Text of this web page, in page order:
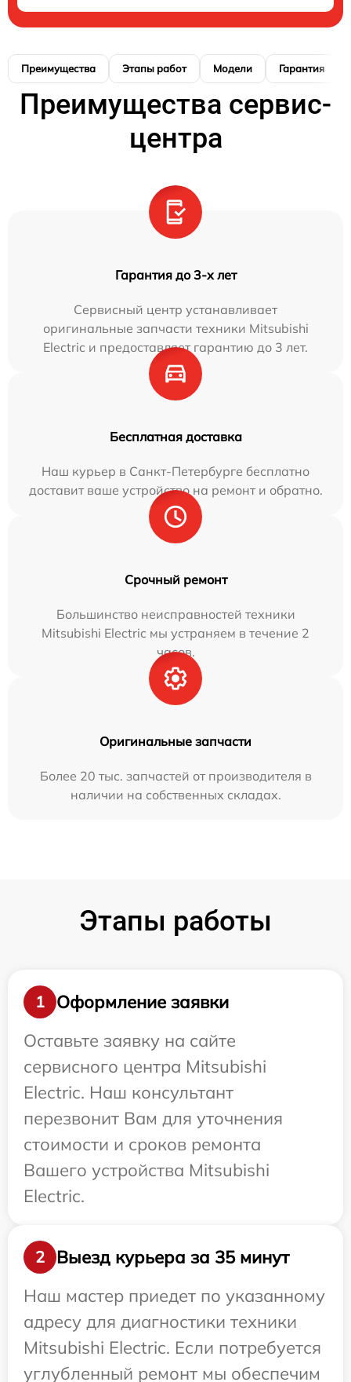
Преимущества Этапы работ Модели Гарантия
Преимущества сервис-
центра
Гарантия до 3-х лет
Сервисный центр устанавливает
оригинальные запчасти техники Mitsubishi
Electric и предоставляет гарантию до 3 лет.
Бесплатная доставка
Наш курьер в Санкт-Петербурге бесплатно
доставит ваше устройство на ремонт и обратно.
Срочный ремонт
Большинство неисправностей техники
Mitsubishi Electric мы устраняем в течение 2
часов.
Оригинальные запчасти
Более 20 тыс. запчастей от производителя в
наличии на собственных складах.
Этапы работы
1
Оформление заявки
Оставьте заявку на сайте
сервисного центра Mitsubishi
Electric. Наш консультант
перезвонит Вам для уточнения
стоимости и сроков ремонта
Вашего устройства Mitsubishi
Electric.
2
Выезд курьера за 35 минут
Наш мастер приедет по указанному
адресу для диагностики техники
Mitsubishi Electric. Если потребуется
углубленный ремонт мы обеспечим